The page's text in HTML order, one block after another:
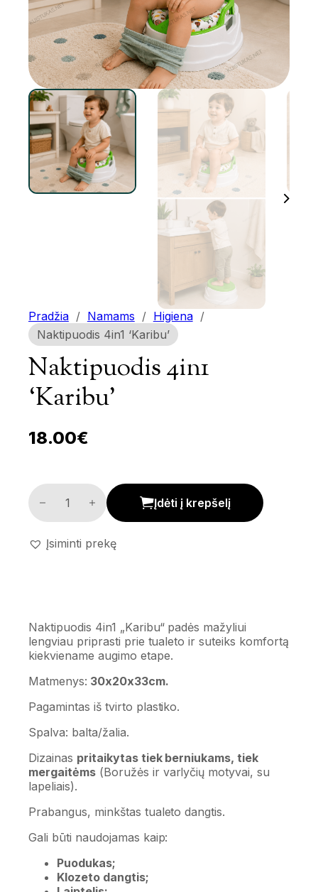
Pradžia / Namams / Higiena /
Naktipuodis 4in1 ‘Karibu’
Naktipuodis 4in1
‘Karibu’
18.00€
Naktipuodis 4in1 'Karibu' kiekis
Įdėti į krepšelį
Įsiminti prekę
Naktipuodis 4in1 „Karibu“ padės mažyliui
lengviau priprasti prie tualeto ir suteiks komfortą
kiekviename augimo etape.
Matmenys: 30x20x33cm.
Pagamintas iš tvirto plastiko.
Spalva: balta/žalia.
Dizainas pritaikytas tiek berniukams, tiek
mergaitėms(Boružės ir varlyčių motyvai, su
lapeliais).
Prabangus, minkštas tualeto dangtis.
Gali būti naudojamas kaip:
Puodukas;
Klozeto dangtis;